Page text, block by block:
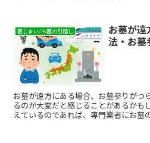
墓じまい/お墓の引越し
お墓が遠
法・お墓
お墓が遠方にある場合、お墓参りがつ
るのが大変だと感じることがあるかも
えているのであれば、専門業者にお墓